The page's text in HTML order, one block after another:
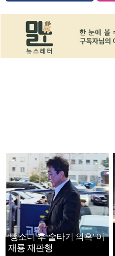
‘뺑소니 후 술타기 의혹’ 이
재룡 재판행